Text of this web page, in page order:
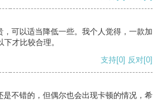
可以适当降低一些。我个人觉得，一款加
才比较合理。
支持[0] 反对[0]
是不错的，但偶尔也会出现卡顿的情况，希